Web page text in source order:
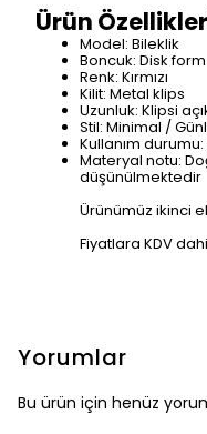
Ürün
Model: Bileklik
Boncuk: Disk form
Renk: Kırmızı
Kilit: Metal klips
Uzunluk: Klipsi
Stil: Minimal /
Kullanım
Materyal notu:
düşünülmektedir
Ürünümüz ikinci
Fiyatlara KDV
Yorumlar
Bu ürün için henüz